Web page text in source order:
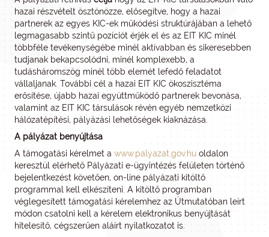
hazai részvételt ösztönözze, elősegítve, hogy a hazai
partnerek az egyes KIC-ek működési struktúrájában a lehető
legmagasabb szintű pozíciót érjék el és az EIT KIC minél
többféle tevékenységébe minél aktívabban és sikeresebben
tudjanak bekapcsolódni, minél komplexebb, a
tudásháromszög minél több elemét lefedő feladatot
vállaljanak. További cél a hazai EIT KIC ökoszisztéma
erősítése, újabb hazai együttműködő partnerek bevonása,
valamint az EIT KIC társulások révén egyéb nemzetközi
hálózatépítési, pályázási lehetőségek kiaknázása.
A pályázat benyújtása
A támogatási kérelmet a www.palyazat.gov.hu oldalon
keresztül elérhető Pályázati e-ügyintézés felületen történő
bejelentkezést követően, on-line pályázati kitöltő
programmal kell elkészíteni. A kitöltő programban
véglegesített támogatási kérelemhez az Útmutatóban leírt
módon csatolni kell a kérelem elektronikus benyújtását
hitelesítő, cégszerűen aláírt nyilatkozatot is.